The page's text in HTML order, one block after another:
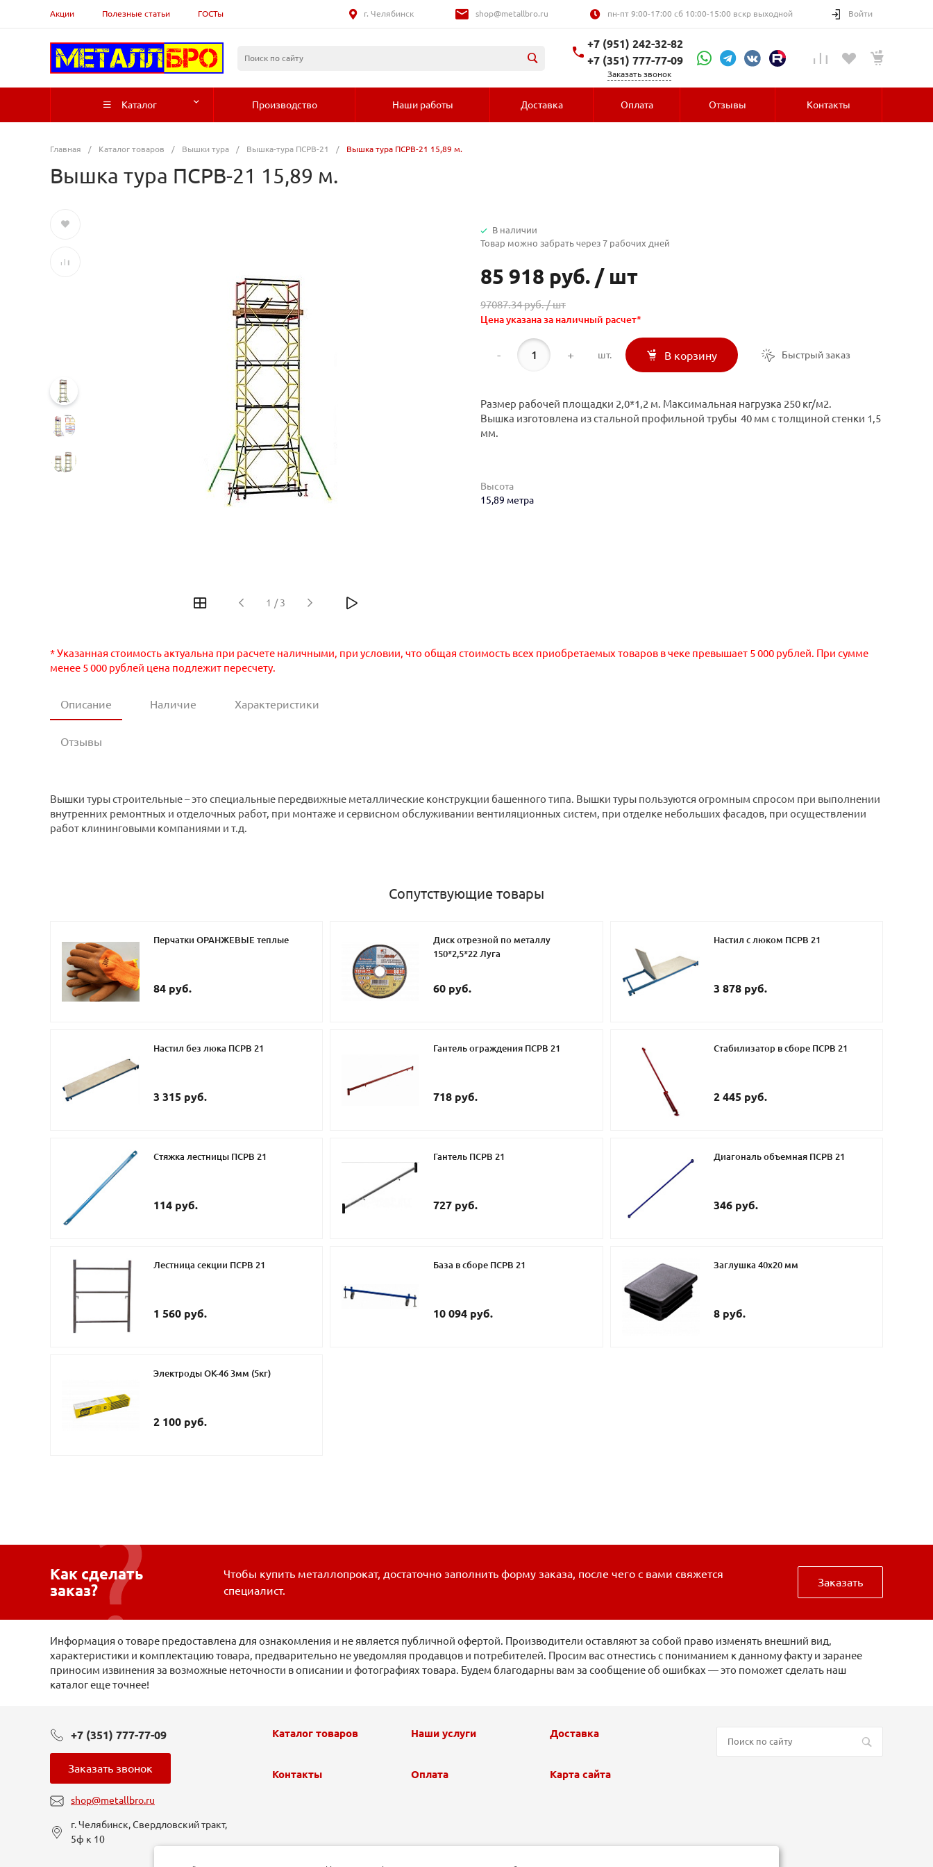
Акции Полезные статьи ГОСТы г. Челябинск shop@metallbro.ru пн-пт 9:00-17:00 сб 10:00-15:00 вскр выходной Войти
+7 (951) 242-32-82
+7 (351) 777-77-09
Заказать звонок
Каталог Производство Наши работы Доставка Оплата Отзывы Контакты
Главная / Каталог товаров / Вышки тура / Вышка-тура ПСРВ-21 / Вышка тура ПСРВ-21 15,89 м.
Вышка тура ПСРВ-21 15,89 м.
1 / 3
В наличии
Товар можно забрать через 7 рабочих дней
85 918 руб. / шт
97087.34 руб. /шт
Цена указана за наличный расчет*
- + шт. В корзину Быстрый заказ
Размер рабочей площадки 2,0*1,2 м. Максимальная нагрузка 250 кг/м2.
Вышка изготовлена из стальной профильной трубы 40 мм с толщиной стенки 1,5
мм.
Высота
15,89 метра
* Указанная стоимость актуальна при расчете наличными, при условии, что общая стоимость всех приобретаемых товаров в чеке превышает 5 000 рублей. При сумме
менее 5 000 рублей цена подлежит пересчету.
Описание Наличие Характеристики
Отзывы
Вышки туры строительные – это специальные передвижные металлические конструкции башенного типа. Вышки туры пользуются огромным спросом при выполнении
внутренних ремонтных и отделочных работ, при монтаже и сервисном обслуживании вентиляционных систем, при отделке небольших фасадов, при осуществлении
работ клининговыми компаниями и т.д.
Сопутствующие товары
Перчатки ОРАНЖЕВЫЕ теплые
84 руб.
Диск отрезной по металлу
150*2,5*22 Луга
60 руб.
Настил с люком ПСРВ 21
3 878 руб.
Настил без люка ПСРВ 21
3 315 руб.
Гантель ограждения ПСРВ 21
718 руб.
Стабилизатор в сборе ПСРВ 21
2 445 руб.
Стяжка лестницы ПСРВ 21
114 руб.
Гантель ПСРВ 21
727 руб.
Диагональ объемная ПСРВ 21
346 руб.
Лестница секции ПСРВ 21
1 560 руб.
База в сборе ПСРВ 21
10 094 руб.
Заглушка 40х20 мм
8 руб.
Электроды ОК-46 3мм (5кг)
2 100 руб.
Как сделать
заказ?
Чтобы купить металлопрокат, достаточно заполнить форму заказа, после чего с вами свяжется
специалист.
Заказать
Информация о товаре предоставлена для ознакомления и не является публичной офертой. Производители оставляют за собой право изменять внешний вид,
характеристики и комплектацию товара, предварительно не уведомляя продавцов и потребителей. Просим вас отнестись с пониманием к данному факту и заранее
приносим извинения за возможные неточности в описании и фотографиях товара. Будем благодарны вам за сообщение об ошибках — это поможет сделать наш
каталог еще точнее!
+7 (351) 777-77-09
Заказать звонок
shop@metallbro.ru
г. Челябинск, Свердловский тракт,
5ф к 10
Каталог товаров Наши услуги Доставка
Контакты Оплата Карта сайта